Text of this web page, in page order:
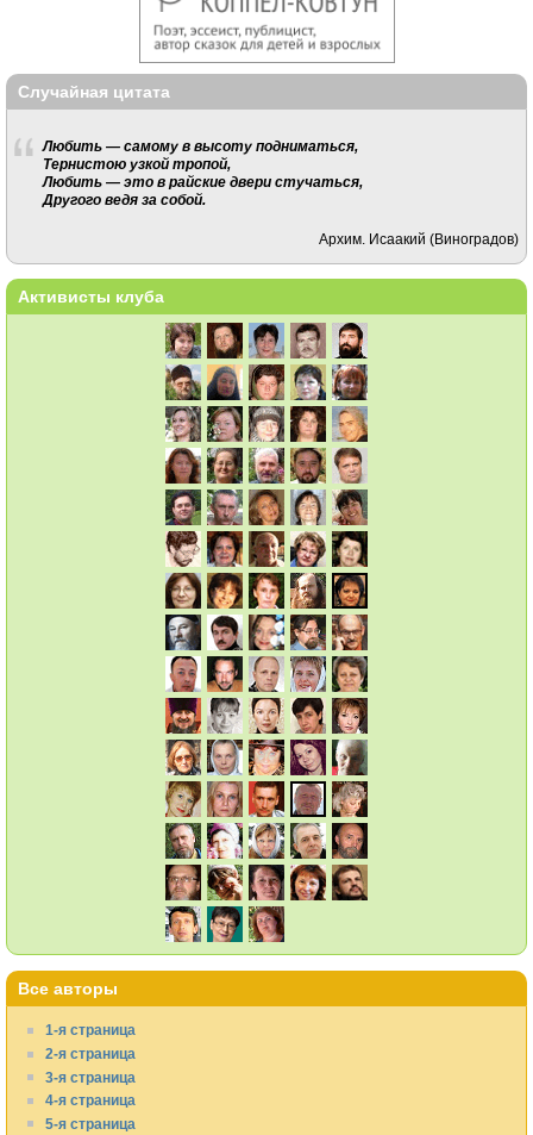
Случайная цитата
Любить — самому в высоту подниматься,
Тернистою узкой тропой,
Любить — это в райские двери стучаться,
Другого ведя за собой.
Архим. Исаакий (Виноградов)
Активисты клуба
Все авторы
1-я страница
2-я страница
3-я страница
4-я страница
5-я страница